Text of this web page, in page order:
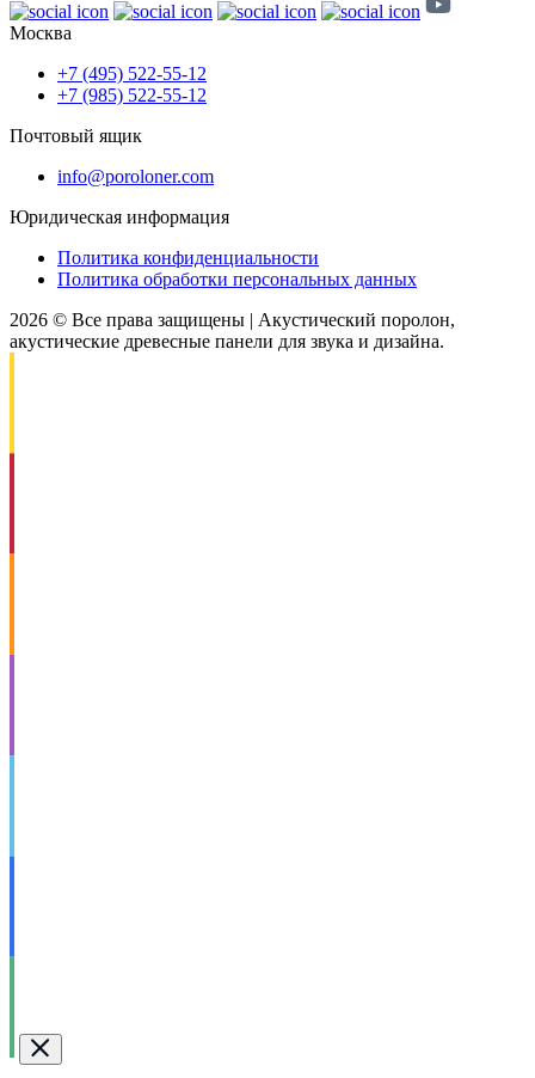
Москва
+7 (495) 522-55-12
+7 (985) 522-55-12
Почтовый ящик
info@poroloner.com
Юридическая информация
Политика конфиденциальности
Политика обработки персональных данных
2026 © Все права защищены | Акустический поролон,
акустические древесные панели для звука и дизайна.